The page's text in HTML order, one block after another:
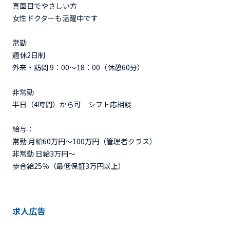
真面目でやさしい方
女性ドクターも活躍中です
常勤
週休2日制
外来・訪問 9：00～18：00（休憩60分）
非常勤
半日（4時間）から可 シフト応相談
給与：
常勤 月給60万円〜100万円（管理者クラス）
非常勤 日給3万円〜
歩合給25％（最低保証3万円以上）
求人広告